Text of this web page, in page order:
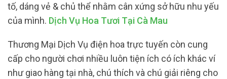
tố, dáng vẻ & chủ thể nhằm cân xứng sở hữu nhu yếu
của mình. Dịch Vụ Hoa Tươi Tại Cà Mau
Thương Mại Dịch Vụ điện hoa trực tuyến còn cung
cấp cho người chơi nhiều luôn tiện ích có ích khác ví
như giao hàng tại nhà, chú thích và chú giải riêng cho